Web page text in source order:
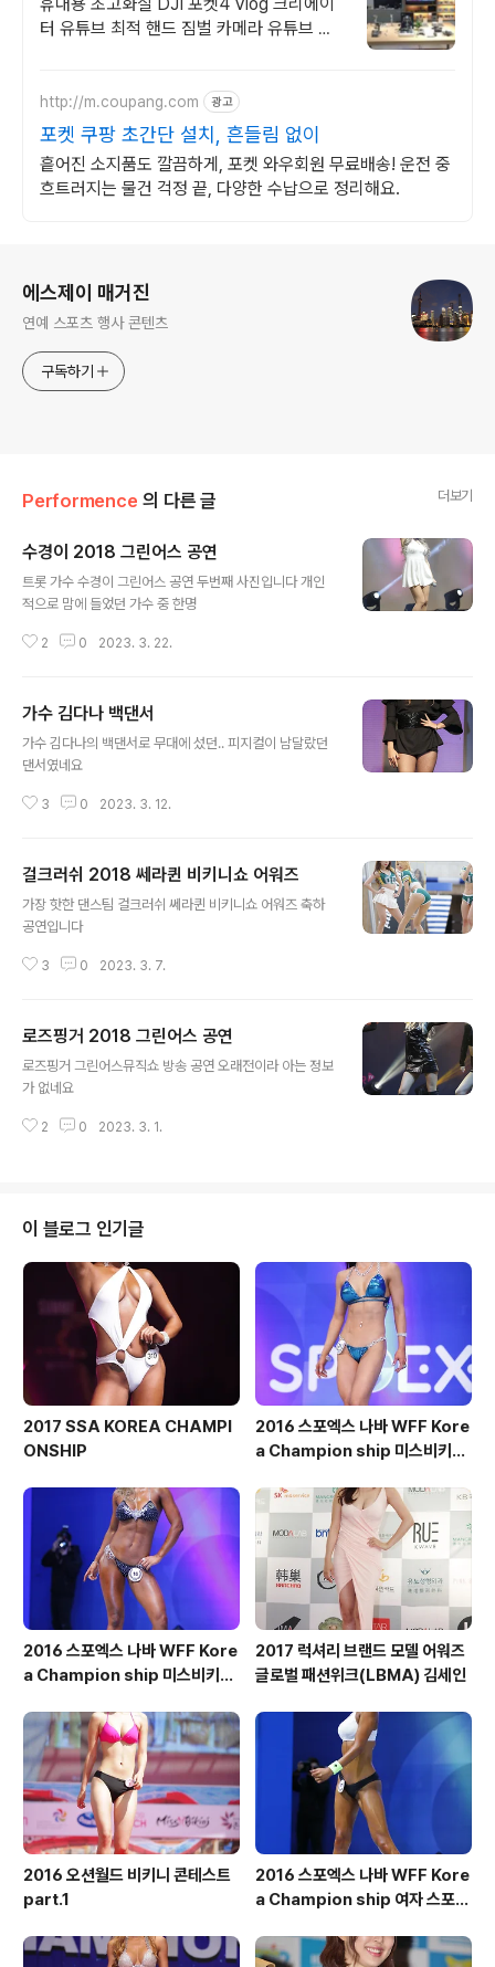
터 유튜브 최적 핸드 짐벌 카메라 유튜브 및
http://m.coupang.com 광고
포켓 쿠팡 초간단 설치, 흔들림 없이
흩어진 소지품도 깔끔하게, 포켓 와우회원 무료배송! 운전 중
흐트러지는 물건 걱정 끝, 다양한 수납으로 정리해요.
에스제이 매거진
연예 스포츠 행사 콘텐츠
구독하기
Performence 의 다른 글 더보기
수경이 2018 그린어스 공연
트롯 가수 수경이 그린어스 공연 두번째 사진입니다 개인
적으로 맘에 들었던 가수 중 한명
2 0 2023. 3. 22.
가수 김다나 백댄서
가수 김다나의 백댄서로 무대에 섰던.. 피지컬이 남달랐던
댄서였네요
3 0 2023. 3. 12.
걸크러쉬 2018 쎄라퀸 비키니쇼 어워즈
가장 핫한 댄스팀 걸크러쉬 쎄라퀸 비키니쇼 어워즈 축하
공연입니다
3 0 2023. 3. 7.
로즈핑거 2018 그린어스 공연
로즈핑거 그린어스뮤직쇼 방송 공연 오래전이라 아는 정보
가 없네요
2 0 2023. 3. 1.
이 블로그 인기글
2017 SSA KOREA CHAMPI
ONSHIP
2016 스포엑스 나바 WFF Kore
a Champion ship 미스비키니
2016 스포엑스 나바 WFF Kore
a Champion ship 미스비키니
2017 럭셔리 브랜드 모델 어워즈
글로벌 패션위크(LBMA) 김세인
2016 오션월드 비키니 콘테스트
part.1
2016 스포엑스 나바 WFF Kore
a Champion ship 여자 스포츠